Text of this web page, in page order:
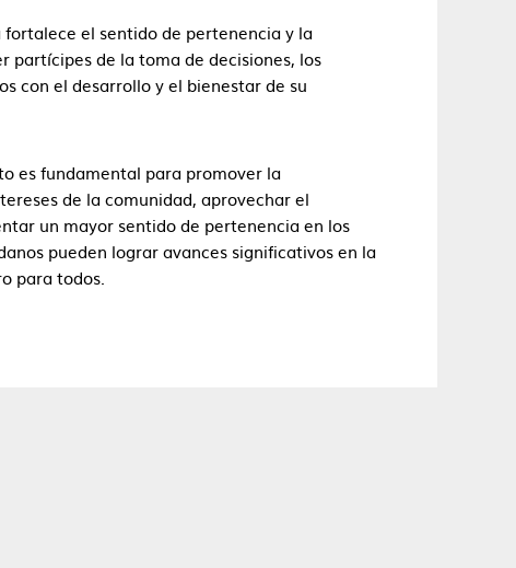
el sentido de pertenencia y la
partícipes de la toma de decisiones, los
con el desarrollo y el bienestar de su
es fundamental para promover la
de la comunidad, aprovechar el
un mayor sentido de pertenencia en los
pueden lograr avances significativos en la
para todos.